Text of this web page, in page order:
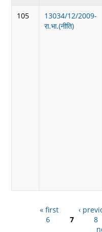
105
13034/12/2009-
रा.भा.(नीति)
« first ‹
6
7 8